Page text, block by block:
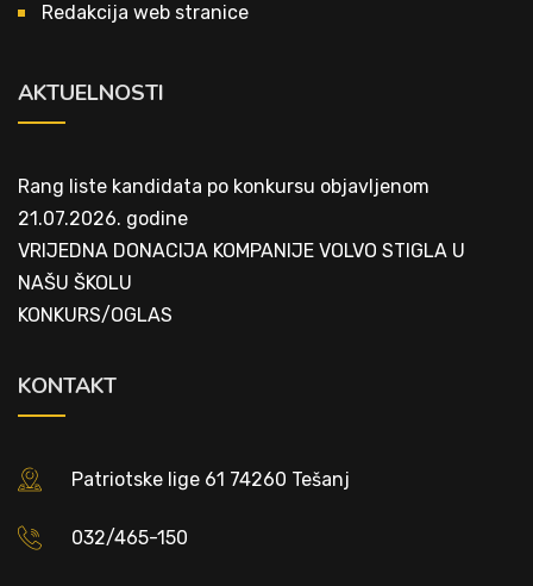
Redakcija web stranice
AKTUELNOSTI
Rang liste kandidata po konkursu objavljenom
21.07.2026. godine
VRIJEDNA DONACIJA KOMPANIJE VOLVO STIGLA U
NAŠU ŠKOLU
KONKURS/OGLAS
KONTAKT
Patriotske lige 61 74260 Tešanj
032/465-150